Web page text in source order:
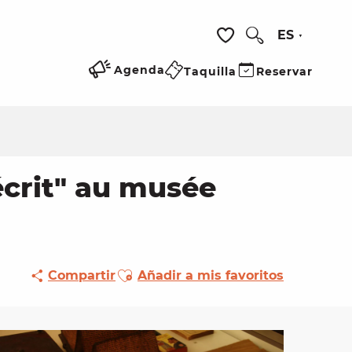
Voir les favoris
ES
Agenda Taquilla Reservar
au musée
CompartirAjouter aux favoris
Añadir a mis favoritos